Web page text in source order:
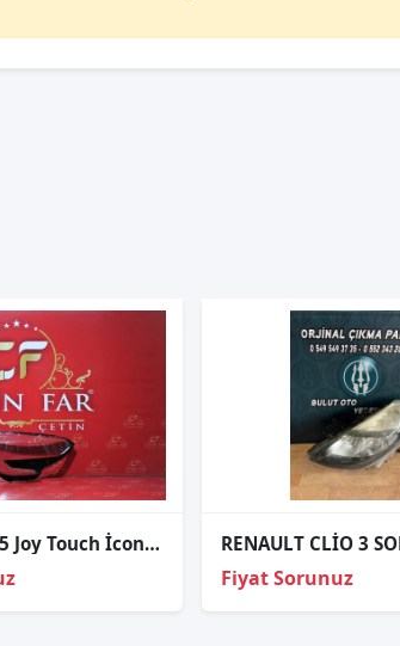
Renault Cli̇o 5 Joy Touch İcon Sağ Far Cami
Fiyat Sorunuz